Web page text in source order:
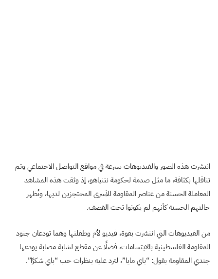
انتشرت هذه الصور والفيديوهات بسرعة في مواقع التواصل الاجتماعي وتم
تناقلها بكثافة، ما مثل صدمة لحكومة نتنياهو، إذ وثقت هذه المشاهد
المعاملة الحسنة من عناصر المقاومة للأسرى المحتجزين لديها، وتُظهر
حالتهم الحسنة كأنهم لم يكونوا تحت القصف.
من الفيديوهات التي انتشرت بقوة، فيديو لأم وطفلتها وهما تودعان جنود
المقاومة الفلسطينية بالابتسامات، فضلًا عن مقطع لشابة مصابة يودعها
جندي المقاومة بقول: “باي مايا”، لترد عليه بنظرات حب “باي شكرًا”.